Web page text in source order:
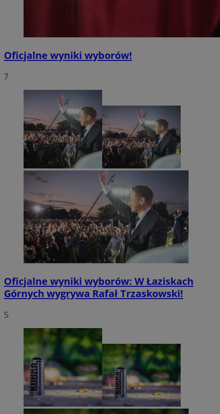
Oficjalne wyniki wyborów!
7
Oficjalne wyniki wyborów: W Łaziskach
Górnych wygrywa Rafał Trzaskowski!
5